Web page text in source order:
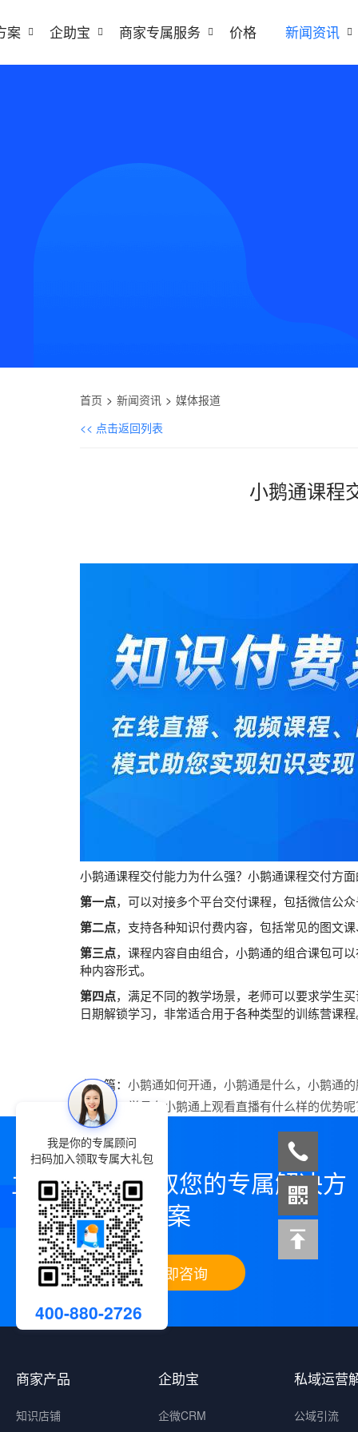
案 企助宝 商家专属服务 价格 新闻资讯
首页 新闻资讯
媒体报道
<< 点击返回列表
小鹅通课程
小鹅通课程交付能力为什么强？小鹅通课程交付方
第一点，可以对接多个平台交付课程，包括微信公
第二点，支持各种知识付费内容，包括常见的图文
第三点，课程内容自由组合，小鹅通的组合课包可
种内容形式。
第四点，满足不同的教学场景，老师可以要求学生
日期解锁学习，非常适合用于各种类型的训练营课
上一篇： 小鹅通如何开通，小鹅通是什么，小鹅通
下一篇： 学员在小鹅通上观看直播有什么样的优势
立即咨询，领取您的专属解决方
案
立即咨询
商家产品
知识店铺
企助宝
企微CRM
私域运营
公域引流
我是你的专属顾问
扫码加入领取专属大礼包
400-880-2726